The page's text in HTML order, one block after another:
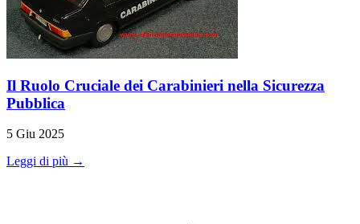
Il Ruolo Cruciale dei Carabinieri nella Sicurezza
Pubblica
5 Giu 2025
Leggi di più →